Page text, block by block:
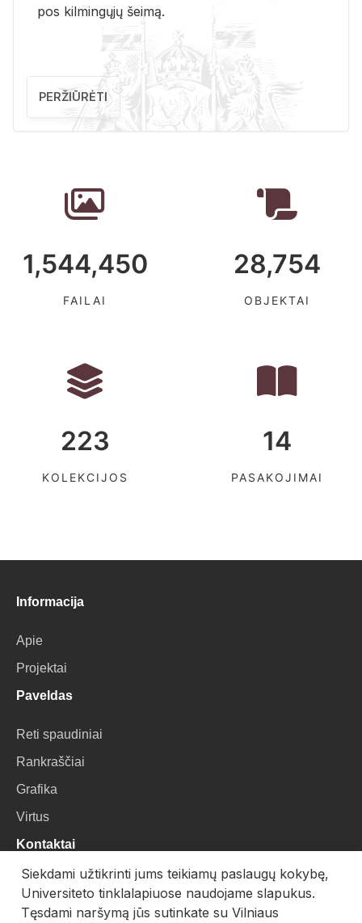
pos kil­min­gų­jų šei­mą.
PERŽIŪRĖTI
1,544,450
FAILAI
28,754
OBJEKTAI
223
KOLEKCIJOS
14
PASAKOJIMAI
Informacija
Apie
Projektai
Paveldas
Reti spaudiniai
Rankraščiai
Grafika
Virtus
Kontaktai
VU Biblioteka
Universiteto g. 3, LT-01122, Vilnius
Siekdami užtikrinti jums teikiamų paslaugų kokybę,
Universiteto tinklalapiuose naudojame slapukus.
Tęsdami naršymą jūs sutinkate su Vilniaus